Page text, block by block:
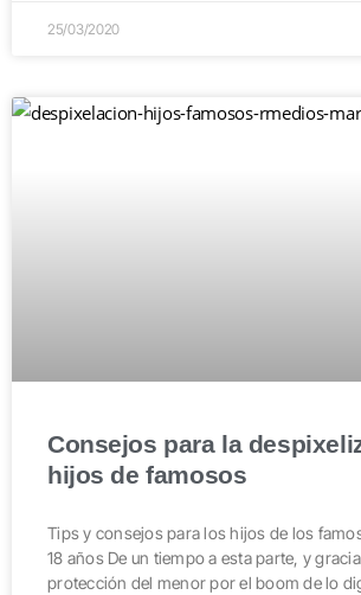
25/03/2020
Consejos para la
hijos de famosos
Tips y consejos para los hijos de los
18 años De un tiempo a esta parte, y
protección del menor por el boom de lo